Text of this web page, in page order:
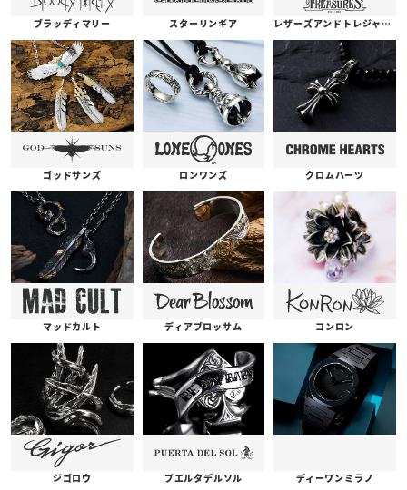
ブラッディマリー スターリンギア レザーズアンドトレジャーズ
ゴッドサンズ ロンワンズ クロムハーツ
マッドカルト ディアブロッサム コンロン
ジゴロウ プエルタデルソル ディーワンミラノ